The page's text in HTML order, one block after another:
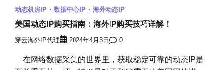
动态机房IP 数据中心IP 海外动态IP
美国动态IP购买指南：海外IP购买技巧详解！
穿云海外IP代理 2024年4月3日 0
在网络数据采集的世界里，获取稳定可靠的动态IP是